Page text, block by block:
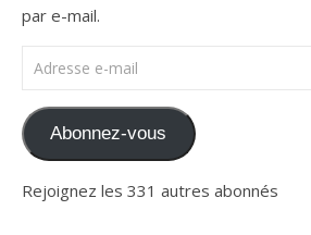
par e-mail.
Adresse e-mail
Abonnez-vous
Rejoignez les 331 autres abonnés